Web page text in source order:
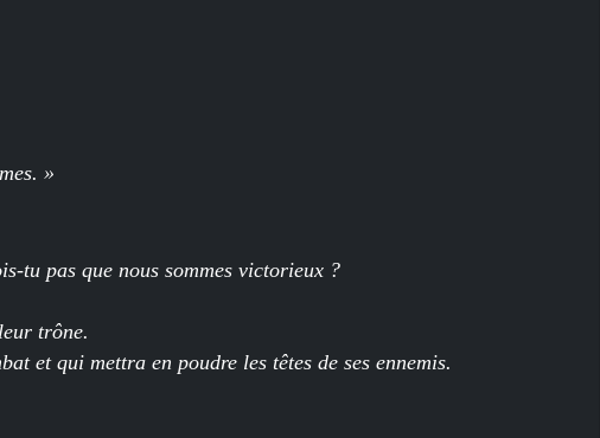
»
tu pas que nous sommes victorieux ?
trône.
et qui mettra en poudre les têtes de ses ennemis.